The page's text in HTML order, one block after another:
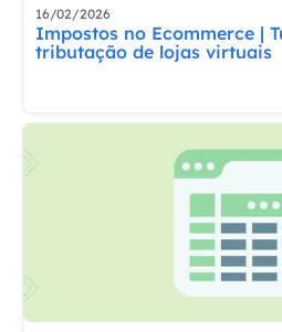
16/02/2026
Impostos no Ecommerce |
tributação de lojas virtuais